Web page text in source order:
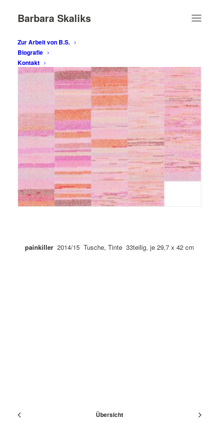
Barbara Skaliks
Zur Arbeit von B.S.
Biografie
Kontakt
painkiller 2014/15 Tusche, Tinte 33teilig, je 29,7 x 42 cm
Übersicht